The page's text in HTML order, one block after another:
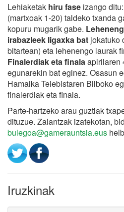
Lehiaketak hiru fase izango ditu:
(martxoak 1-20) taldeko txanda
kopuru mugarik gabe.
irabazleek ligaxka bat jokatuko
bitartean) eta lehenengo laurak
Finalerdiak eta finalaapirilaren
egunarekin bat eginez. Osasun
Hamaika Telebistaren Bilboko
finalerdiak eta finala.
Parte-hartzeko arau guztiak
dituzue. Zalantzak izatekotan,
bulegoa@gamerauntsia.eus
Iruzkinak